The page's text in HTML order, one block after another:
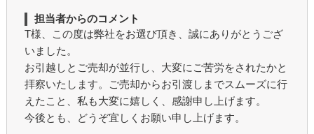
担当者からのコメント
T様、この度は弊社をお選び頂き、誠にありがとうござ
いました。
お引越しとご売却が並行し、大変にご苦労をされたかと
拝察いたします。ご売却からお引渡しまでスムーズに行
えたこと、私も大変に嬉しく、感謝申し上げます。
今後とも、どうぞ宜しくお願い申し上げます。